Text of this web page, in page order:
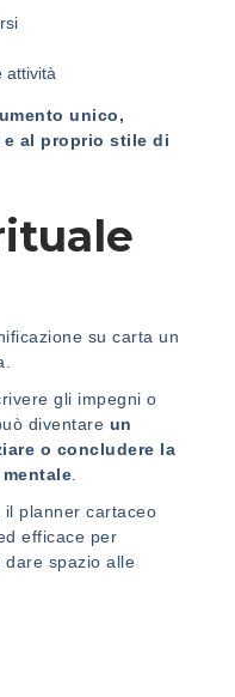
attività
unico,
al proprio stile di
su carta un
gli impegni o
diventare un
o concludere la
.
planner cartaceo
efficace per
dare spazio alle